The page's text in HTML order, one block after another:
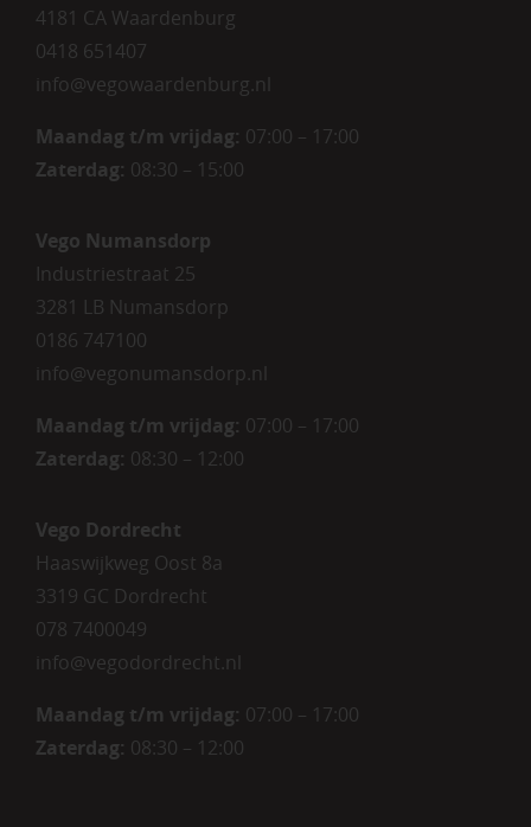
4181 CA Waardenburg
0418 651407
info@vegowaardenburg.nl
Maandag t/m vrijdag: 07:00 – 17:00
Zaterdag: 08:30 – 15:00
Vego Numansdorp
Industriestraat 25
3281 LB Numansdorp
0186 747100
info@vegonumansdorp.nl
Maandag t/m vrijdag: 07:00 – 17:00
Zaterdag: 08:30 – 12:00
Vego Dordrecht
Haaswijkweg Oost 8a
3319 GC Dordrecht
078 7400049
info@vegodordrecht.nl
Maandag t/m vrijdag: 07:00 – 17:00
Zaterdag: 08:30 – 12:00